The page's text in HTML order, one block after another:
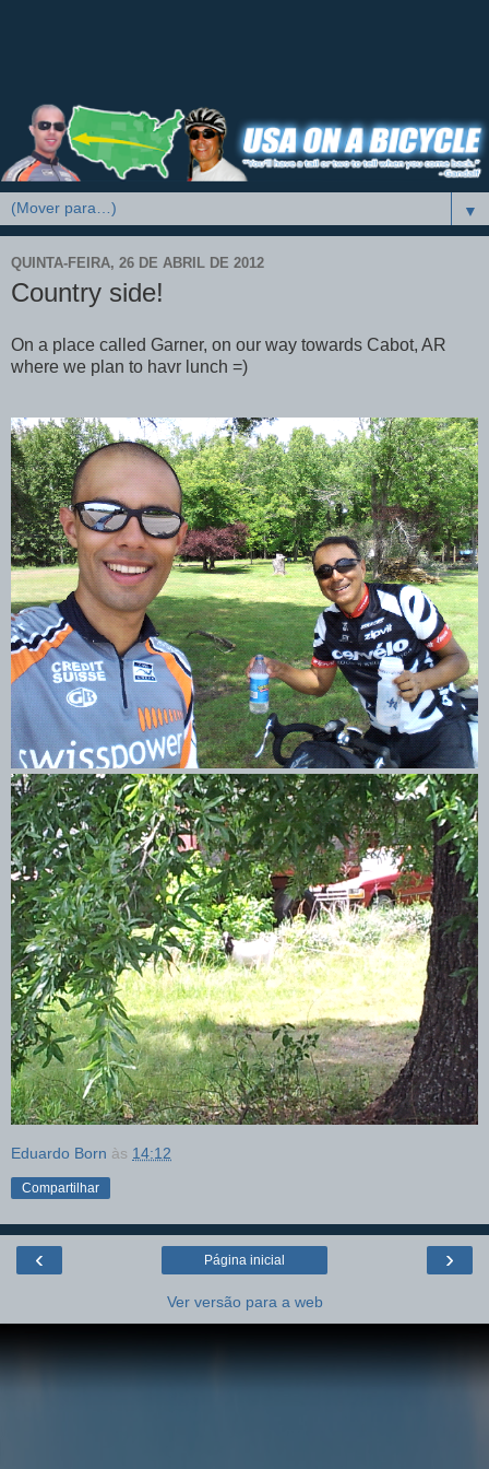
▼
QUINTA-FEIRA, 26 DE ABRIL DE 2012
Country side!
On a place called Garner, on our way towards Cabot, AR
where we plan to havr lunch =)
Eduardo Born às 14:12
Compartilhar
‹ ›
Página inicial
Ver versão para a web